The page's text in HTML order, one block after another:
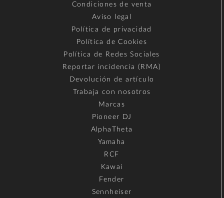
Condiciones de venta
Aviso legal
Política de privacidad
Política de Cookies
Política de Redes Sociales
Reportar incidencia (RMA)
Devolución de artículo
Trabaja con nosotros
Marcas
Pioneer DJ
AlphaTheta
Yamaha
RCF
Kawai
Fender
Sennheiser